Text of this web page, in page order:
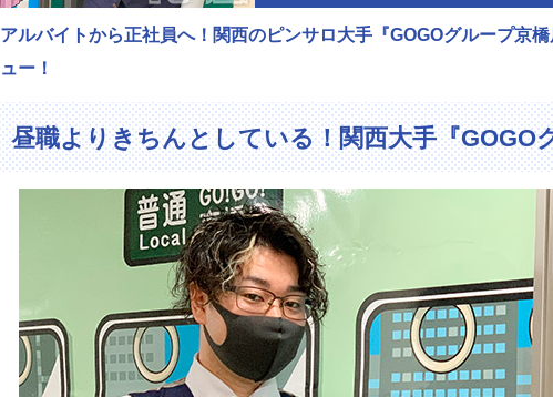
アルバイトから正社員へ！関西のピンサロ大手『GOGOグループ京
ュー！
昼職よりきちんとしている！関西大手『GOGO